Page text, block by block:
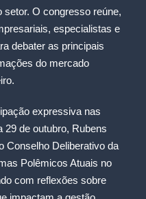
setor. O congresso reúne,
especialistas e
debater as principais
do mercado
expressiva nas
29 de outubro, Rubens
Conselho Deliberativo da
Polêmicos Atuais no
com reflexões sobre